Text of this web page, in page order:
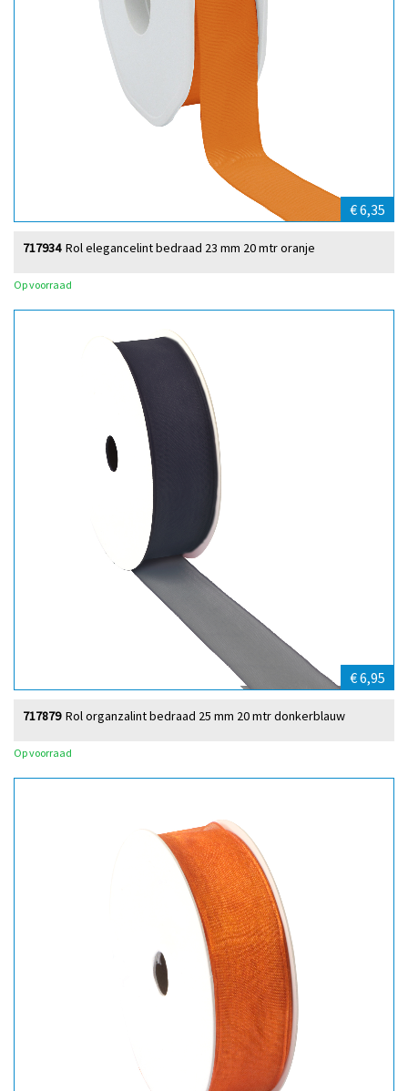
€ 6,35
Rol elegancelint bedraad 23 mm 20 mtr oranje
717934
Op voorraad
€ 6,95
Rol organzalint bedraad 25 mm 20 mtr donkerblauw
717879
Op voorraad